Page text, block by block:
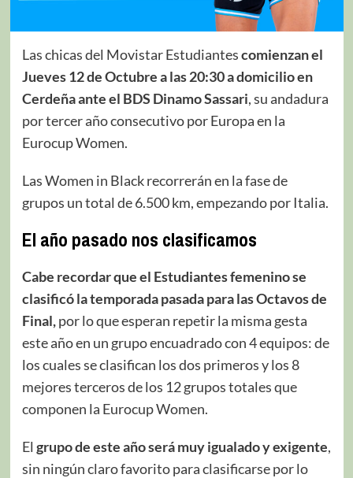
Las chicas del Movistar Estudiantescomienzan el
Jueves 12 de Octubre a las 20:30 a domicilio en
Cerdeña ante el BDS Dinamo Sassari, su andadura
por tercer año consecutivo por Europa en la
Eurocup Women.
Las Women in Black recorrerán en la fase de
grupos un total de 6.500 km, empezando por Italia.
El año pasado nos clasificamos
Cabe recordar que el Estudiantes femenino se
clasificó la temporada pasada para las Octavos de
Final,por lo que esperan repetir la misma gesta
este año en un grupo encuadrado con 4 equipos: de
los cuales se clasifican los dos primeros y los 8
mejores terceros de los 12 grupos totales que
componen la Eurocup Women.
El grupo de este año será muy igualado y exigente,
sin ningún claro favorito para clasificarse por lo